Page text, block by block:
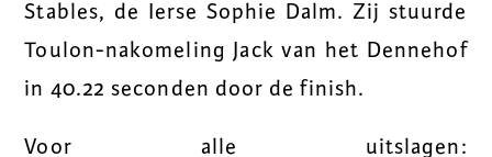
Stables, de Ierse Sophie Dalm. Zij stuurde
Toulon-nakomeling Jack van het Dennehof
in 40.22 seconden door de finish.
Voor alle uitslagen: